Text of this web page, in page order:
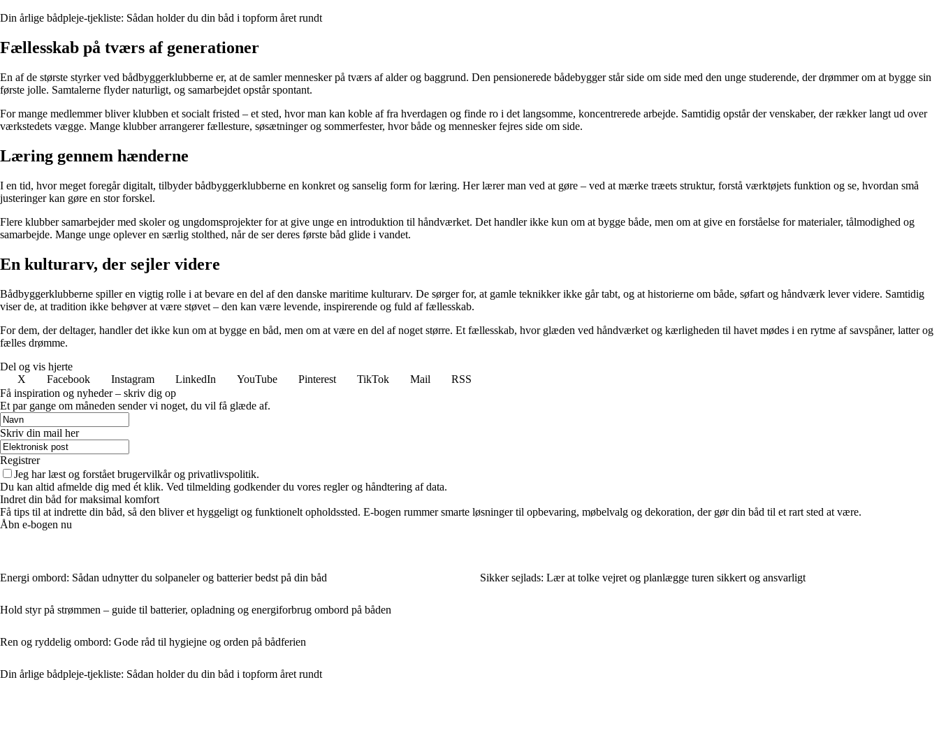
Din årlige bådpleje-tjekliste: Sådan holder du din båd i topform året rundt
Fællesskab på tværs af generationer
En af de største styrker ved bådbyggerklubberne er, at de samler mennesker på tværs af alder og baggrund. Den pensionerede bådebygger står side om side med den unge studerende, der drømmer om at bygge sin
første jolle. Samtalerne flyder naturligt, og samarbejdet opstår spontant.
For mange medlemmer bliver klubben et socialt fristed – et sted, hvor man kan koble af fra hverdagen og finde ro i det langsomme, koncentrerede arbejde. Samtidig opstår der venskaber, der rækker langt ud over
værkstedets vægge. Mange klubber arrangerer fællesture, søsætninger og sommerfester, hvor både og mennesker fejres side om side.
Læring gennem hænderne
I en tid, hvor meget foregår digitalt, tilbyder bådbyggerklubberne en konkret og sanselig form for læring. Her lærer man ved at gøre – ved at mærke træets struktur, forstå værktøjets funktion og se, hvordan små
justeringer kan gøre en stor forskel.
Flere klubber samarbejder med skoler og ungdomsprojekter for at give unge en introduktion til håndværket. Det handler ikke kun om at bygge både, men om at give en forståelse for materialer, tålmodighed og
samarbejde. Mange unge oplever en særlig stolthed, når de ser deres første båd glide i vandet.
En kulturarv, der sejler videre
Bådbyggerklubberne spiller en vigtig rolle i at bevare en del af den danske maritime kulturarv. De sørger for, at gamle teknikker ikke går tabt, og at historierne om både, søfart og håndværk lever videre. Samtidig
viser de, at tradition ikke behøver at være støvet – den kan være levende, inspirerende og fuld af fællesskab.
For dem, der deltager, handler det ikke kun om at bygge en båd, men om at være en del af noget større. Et fællesskab, hvor glæden ved håndværket og kærligheden til havet mødes i en rytme af savspåner, latter og
fælles drømme.
Del og vis hjerte
X
Facebook Instagram LinkedIn YouTube Pinterest TikTok Mail
RSS
Få inspiration og nyheder – skriv dig op
Et par gange om måneden sender vi noget, du vil få glæde af.
Skriv din mail her
Registrer
Jeg har læst og forstået brugervilkår og privatlivspolitik.
Du kan altid afmelde dig med ét klik. Ved tilmelding godkender du vores regler og håndtering af data.
Indret din båd for maksimal komfort
Få tips til at indrette din båd, så den bliver et hyggeligt og funktionelt opholdssted. E-bogen rummer smarte løsninger til opbevaring, møbelvalg og dekoration, der gør din båd til et rart sted at være.
Åbn e-bogen nu
Energi ombord: Sådan udnytter du solpaneler og batterier bedst på din båd
Hold styr på strømmen – guide til batterier, opladning og energiforbrug ombord på båden
Ren og ryddelig ombord: Gode råd til hygiejne og orden på bådferien
Din årlige bådpleje-tjekliste: Sådan holder du din båd i topform året rundt
Sikker sejlads: Lær at tolke vejret og planlægge turen sikkert og ansvarligt